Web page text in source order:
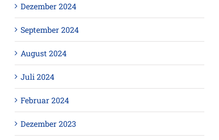
Dezember 2024
September 2024
August 2024
Juli 2024
Februar 2024
Dezember 2023